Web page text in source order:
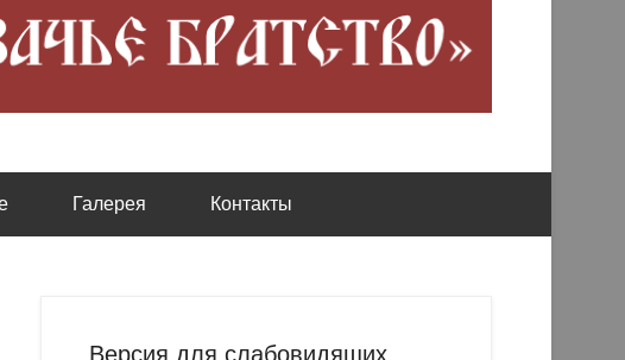
Галерея Контакты
Версия для слабовидящих